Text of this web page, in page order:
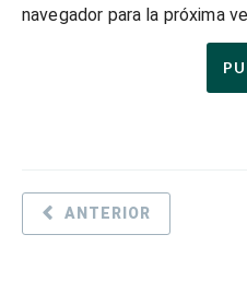
navegador para la próxima
ANTERIOR